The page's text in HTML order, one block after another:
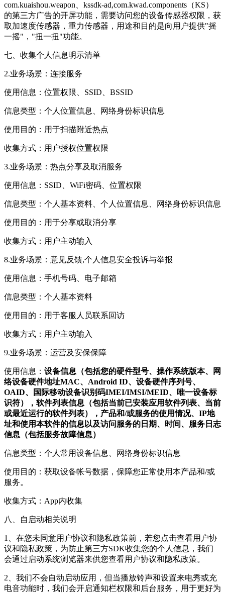
com.kuaishou.weapon、kssdk-ad,com.kwad.components（KS）
的第三方广告的开屏功能，需要访问您的设备传感器权限，获
取加速度传感器，重力传感器，用途和目的是向用户提供"摇
一摇"，"扭一扭"功能。
七、收集个人信息明示清单
2.业务场景：连接服务
使用信息：位置权限、SSID、BSSID
信息类型：个人位置信息、网络身份标识信息
使用目的：用于扫描附近热点
收集方式：用户授权位置权限
3.业务场景：热点分享及取消服务
使用信息：SSID、WiFi密码、位置权限
信息类型：个人基本资料、个人位置信息、网络身份标识信息
使用目的：用于分享或取消分享
收集方式：用户主动输入
8.业务场景：意见反馈,个人信息安全投诉与举报
使用信息：手机号码、电子邮箱
信息类型：个人基本资料
使用目的：用于客服人员联系回访
收集方式：用户主动输入
9.业务场景：运营及安保保障
使用信息： 设备信息（包括您的硬件型号、操作系统版本、网
络设备硬件地址MAC、Android ID、设备硬件序列号、
OAID、国际移动设备识别码IMEI/IMSI/MEID、唯一设备标
识符），软件列表信息（包括当前已安装应用软件列表、当前
或最近运行的软件列表），产品和/或服务的使用情况、IP地
址和使用本软件的信息以及访问服务的日期、时间、服务日志
信息（包括服务故障信息）
信息类型：个人常用设备信息、网络身份标识信息
使用目的：获取设备帐号数据，保障您正常使用本产品和/或
服务。
收集方式：App内收集
八、自启动相关说明
1、在您未同意用户协议和隐私政策前，若您点击查看用户协
议和隐私政策，为防止第三方SDK收集您的个人信息，我们
会通过启动系统浏览器来供您查看用户协议和隐私政策。
2、我们不会自动启动应用，但当播放铃声和设置来电秀或充
电音功能时，我们会开启通知栏权限和后台服务，用于更好为